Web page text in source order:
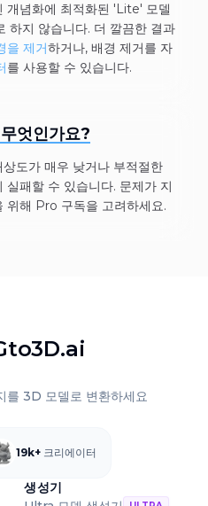
개념화에 최적화된 'Lite' 모델
하지 않습니다. 더 깔끔한 결과
을 제거하거나, 배경 제거를 자
를 사용할 수 있습니다.
엇인가요?
도가 매우 낮거나 부적절한
패할 수 있습니다. 문제가 지
위해 Pro 구독을 고려하세요.
를 3D 모델로 변환하세요
19k+ 크리에이터
생성기